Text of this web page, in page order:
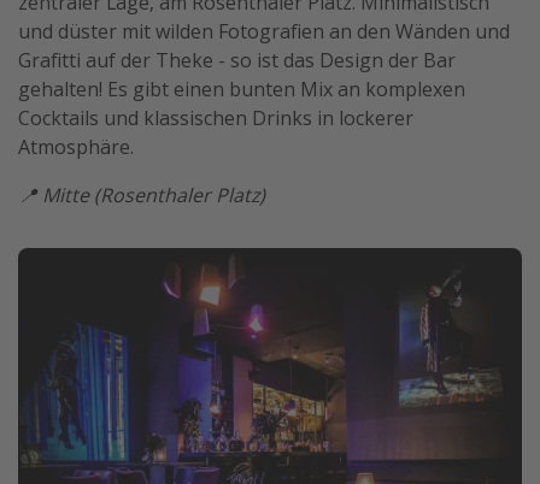
und düster mit wilden Fotografien an den Wänden und
Grafitti auf der Theke - so ist das Design der Bar
gehalten! Es gibt einen bunten Mix an komplexen
Cocktails und klassischen Drinks in lockerer
Atmosphäre.
📍 Mitte (Rosenthaler Platz)